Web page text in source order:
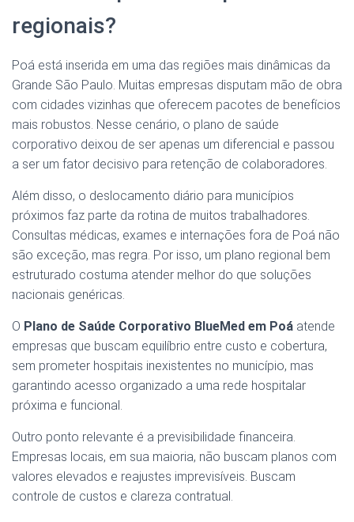
regionais?
Poá está inserida em uma das regiões mais dinâmicas da
Grande São Paulo. Muitas empresas disputam mão de obra
com cidades vizinhas que oferecem pacotes de benefícios
mais robustos. Nesse cenário, o plano de saúde
corporativo deixou de ser apenas um diferencial e passou
a ser um fator decisivo para retenção de colaboradores.
Além disso, o deslocamento diário para municípios
próximos faz parte da rotina de muitos trabalhadores.
Consultas médicas, exames e internações fora de Poá não
são exceção, mas regra. Por isso, um plano regional bem
estruturado costuma atender melhor do que soluções
nacionais genéricas.
O Plano de Saúde Corporativo BlueMed em Poá atende
empresas que buscam equilíbrio entre custo e cobertura,
sem prometer hospitais inexistentes no município, mas
garantindo acesso organizado a uma rede hospitalar
próxima e funcional.
Outro ponto relevante é a previsibilidade financeira.
Empresas locais, em sua maioria, não buscam planos com
valores elevados e reajustes imprevisíveis. Buscam
controle de custos e clareza contratual.